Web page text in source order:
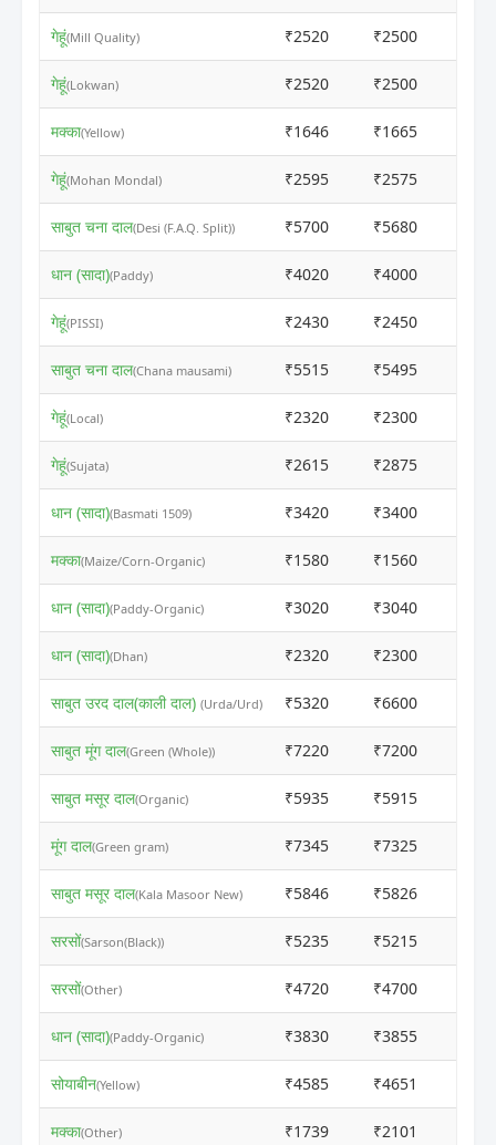
गेहूं(Mill Quality) ₹2520 ₹2500
गेहूं(Lokwan) ₹2520 ₹2500
मक्का(Yellow) ₹1646 ₹1665
गेहूं(Mohan Mondal) ₹2595 ₹2575
साबुत चना दाल(Desi (F.A.Q. Split)) ₹5700 ₹5680
धान (सादा)(Paddy) ₹4020 ₹4000
गेहूं(PISSI) ₹2430 ₹2450
साबुत चना दाल(Chana mausami) ₹5515 ₹5495
गेहूं(Local) ₹2320 ₹2300
गेहूं(Sujata) ₹2615 ₹2875
धान (सादा)(Basmati 1509) ₹3420 ₹3400
मक्का(Maize/Corn-Organic) ₹1580 ₹1560
धान (सादा)(Paddy-Organic) ₹3020 ₹3040
धान (सादा)(Dhan) ₹2320 ₹2300
साबुत उरद दाल(काली दाल) (Urda/Urd) ₹5320 ₹6600
साबुत मूंग दाल(Green (Whole)) ₹7220 ₹7200
साबुत मसूर दाल(Organic) ₹5935 ₹5915
मूंग दाल(Green gram) ₹7345 ₹7325
साबुत मसूर दाल(Kala Masoor New) ₹5846 ₹5826
सरसों(Sarson(Black)) ₹5235 ₹5215
सरसों(Other) ₹4720 ₹4700
धान (सादा)(Paddy-Organic) ₹3830 ₹3855
सोयाबीन(Yellow) ₹4585 ₹4651
मक्का(Other) ₹1739 ₹2101